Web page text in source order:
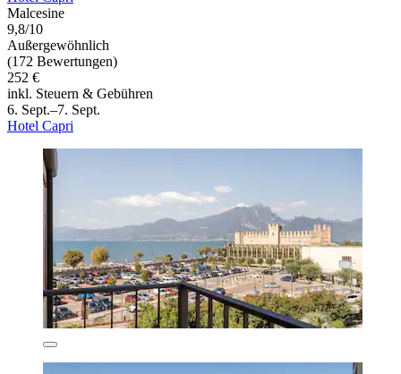
Malcesine
9,8/10
Außergewöhnlich
(172 Bewertungen)
252 €
inkl. Steuern & Gebühren
6. Sept.–7. Sept.
Hotel Capri